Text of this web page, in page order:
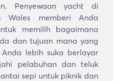
Penyewaan yacht di
Wales memberi Anda
memilih bagaimana
dan tujuan mana yang
lebih suka berlayar
pelabuhan dan teluk
sepi untuk piknik dan